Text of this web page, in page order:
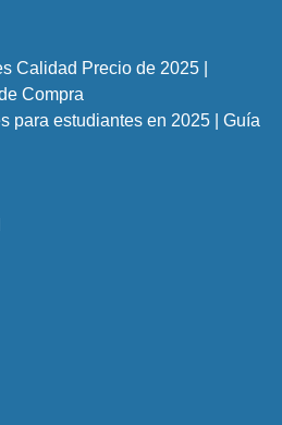
Calidad Precio de 2025 |
Compra
para estudiantes en 2025 | Guía